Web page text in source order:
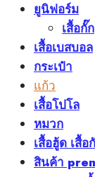
ยูนิฟอร์ม
เสื้อกั๊ก
เสื้อเบสบอล
กระเป๋า
แก้ว
เสื้อโปโล
หมวก
เสื้อฮู้ด เสื้
สินค้า